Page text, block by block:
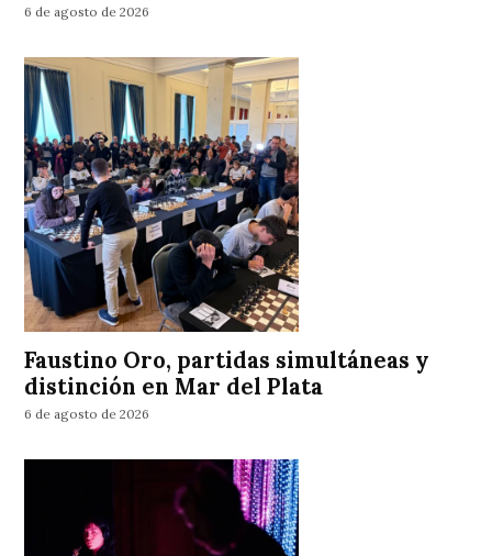
6 de agosto de 2026
Faustino Oro, partidas simultáneas y
distinción en Mar del Plata
6 de agosto de 2026